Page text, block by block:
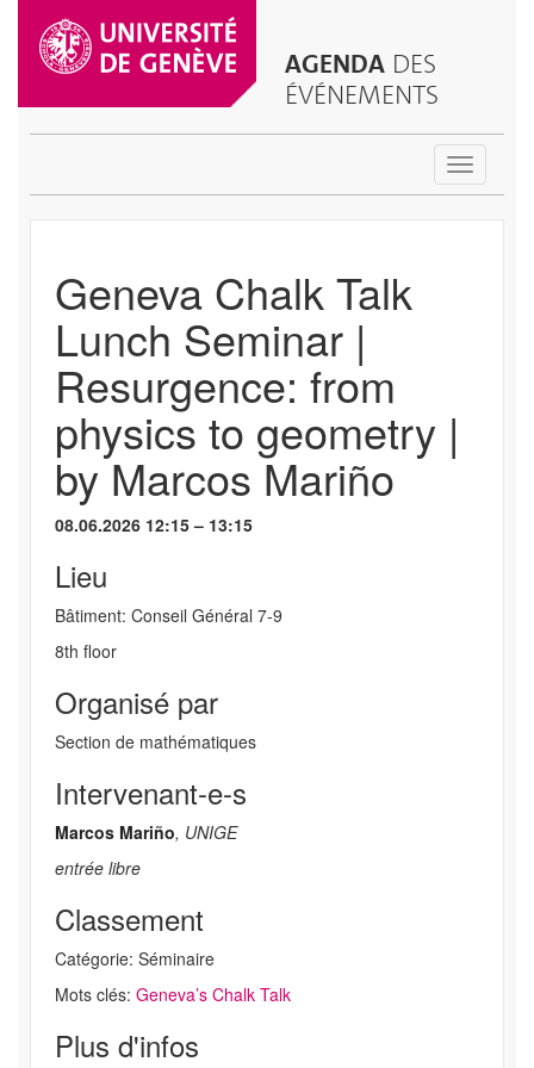
AGENDA DES
ÉVÉNEMENTS
Toggle
Geneva Chalk Talk
Lunch Seminar |
Resurgence: from
physics to geometry |
by Marcos Mariño
08.06.2026 12:15 – 13:15
Lieu
Bâtiment: Conseil Général 7-9
8th floor
Organisé par
Section de mathématiques
Intervenant-e-s
Marcos Mariño, UNIGE
entrée libre
Classement
Catégorie: Séminaire
Mots clés: Geneva’s Chalk Talk
Plus d'infos